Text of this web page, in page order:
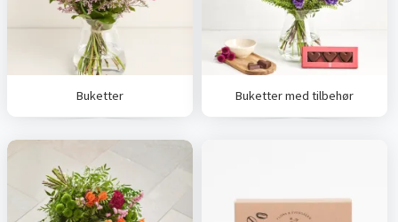
Buketter Buketter med tilbehør